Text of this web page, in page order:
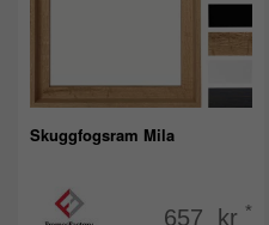
Skuggfogsram Mila
657 kr *